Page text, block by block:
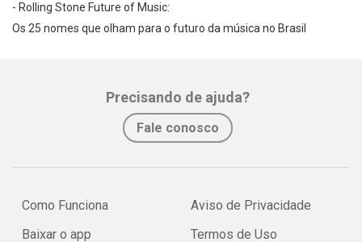
- Rolling Stone Future of Music:
Os 25 nomes que olham para o futuro da música no Brasil
Precisando de ajuda?
Fale conosco
Como Funciona
Baixar o app
Aviso de Privacidade
Termos de Uso